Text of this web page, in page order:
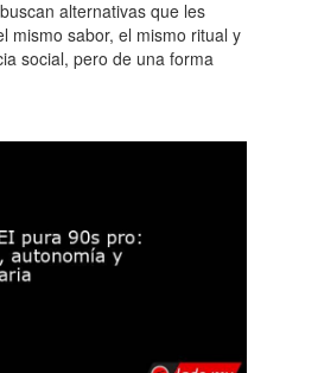
alternativas que les
mismo sabor, el mismo ritual y
social, pero de una forma